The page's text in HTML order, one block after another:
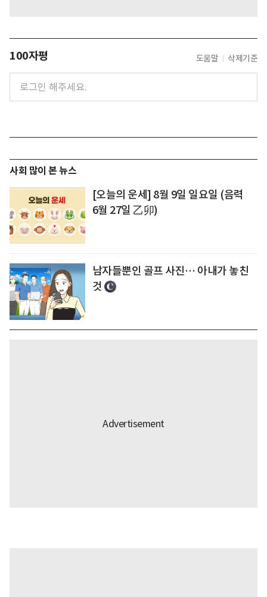
100자평 도움말 삭제기준
사회 많이 본 뉴스
[오늘의 운세] 8월 9일 일요일 (음력
6월 27일 乙卯)
남자들뿐인 골프 사진… 아내가 놓친
것